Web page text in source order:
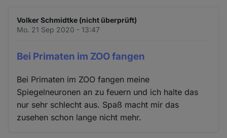
Volker Schmidtke (nicht überprüft)
Mo. 21 Sep 2020 - 13:47
Bei Primaten im ZOO fangen
Bei Primaten im ZOO fangen meine
Spiegelneuronen an zu feuern und ich halte das
nur sehr schlecht aus. Spaß macht mir das
zusehen schon lange nicht mehr.